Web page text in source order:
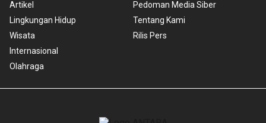
Artikel
Lingkungan Hidup
Wisata
Internasional
Olahraga
Pedoman Media Siber
Tentang Kami
Rilis Pers